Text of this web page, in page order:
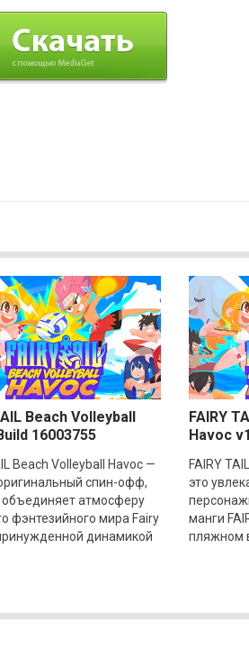
Beach Volleyball
16003755
Beach Volleyball Havoc —
спин-офф,
атмосферу
фэнтезийного мира Fairy
динамикой
FAIRY
Havoc
FAIRY
это
манги
пляжном